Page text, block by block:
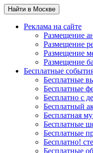
Найти в Москве
Реклама на сайте
Размещение
Размещение
Размещение
Размещение
Бесплатные
Бесплатные
Бесплатные
Бесплатно с
Бесплатный
Бесплатная
Бесплатные
Бесплатные
Бесплатно!
Бесплатные